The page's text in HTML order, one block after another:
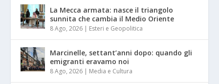
La Mecca armata: nasce il triangolo
sunnita che cambia il Medio Oriente
8 Ago, 2026 | Esteri e Geopolitica
Marcinelle, settant’anni dopo: quando gli
emigranti eravamo noi
8 Ago, 2026 | Media e Cultura